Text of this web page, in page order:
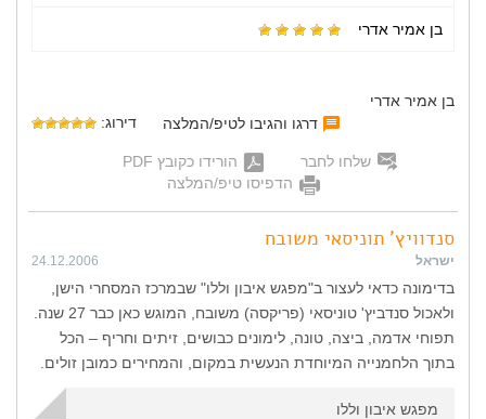
בן אמיר אדרי
בן אמיר אדרי
דרגו והגיבו לטיפ/המלצה
דירוג:
שלחו לחבר
הורידו כקובץ PDF
הדפיסו טיפ/המלצה
סנדוויץ' תוניסאי משובח
ישראל 24.12.2006
בדימונה כדאי לעצור ב"מפגש איבון וללו" שבמרכז המסחרי הישן,
ולאכול סנדביץ' טוניסאי (פריקסה) משובח, המוגש כאן כבר 27 שנה.
תפוחי אדמה, ביצה, טונה, לימונים כבושים, זיתים וחריף – הכל
בתוך הלחמנייה המיוחדת הנעשית במקום, והמחירים כמובן זולים.
מפגש איבון וללו